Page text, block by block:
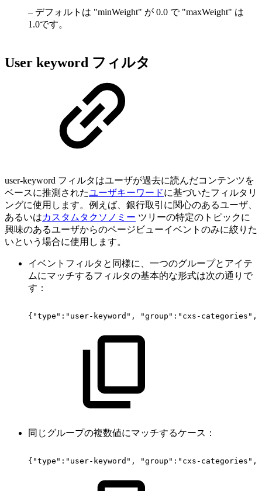
– デフォルトは "minWeight" が 0.0 で "maxWeight" は
1.0です。
User keyword フィルタ
user-keyword フィルタはユーザが過去に読んだコンテンツを
ベースに推測されたユーザキーワードに基づいたフィルタリ
ングに使用します。例えば、銀行取引に関心のあるユーザ、
あるいはカスタムタクソノミー ツリーの特定のトピックに
興味のあるユーザからのページビューイベントのみに絞りた
いという場合に使用します。
イベントフィルタと同様に、一つのグループとアイテ
ムにマッチするフィルタの基本的な形式は次の通りで
す：
{"type":"user-keyword", "group":"cxs-categories",
同じグループの複数値にマッチするケース：
{"type":"user-keyword", "group":"cxs-categories",